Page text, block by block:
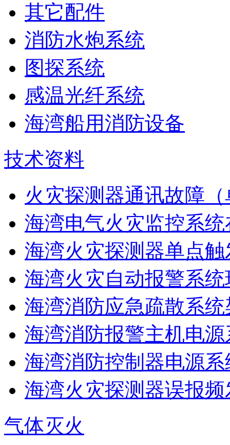
其它配件
消防水炮系统
图探系统
感温光纤系统
海湾船用消防设备
技术资料
火灾探测器通讯故障
海湾电气火灾监控系统
海湾火灾探测器单点
海湾火灾自动报警系统
海湾消防应急疏散系统
海湾消防报警主机电源
海湾消防控制器电源系
海湾火灾探测器误报频
气体灭火